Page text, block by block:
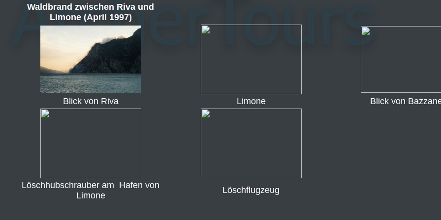
Waldbrand zwischen Riva und
Limone (April 1997)
Blick von Riva Limone Blick von
Löschhubschrauber am Hafen von
Limone
Löschflugzeug